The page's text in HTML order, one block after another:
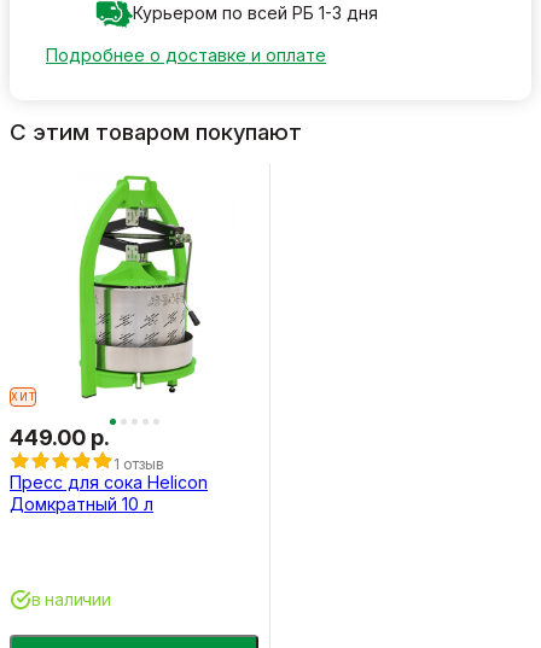
Курьером по всей РБ 1-3 дня
Подробнее о доставке и оплате
С этим товаром покупают
ХИТ
449.00 р.
1 отзыв
Пресс для сока Helicon
Домкратный 10 л
в наличии